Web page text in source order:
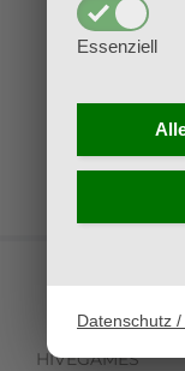
Essenziell
Datenschutz
HIVEGAMES